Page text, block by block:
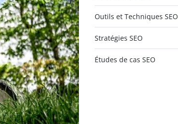
Outils et Techniques SEO
Stratégies SEO
Études de cas SEO